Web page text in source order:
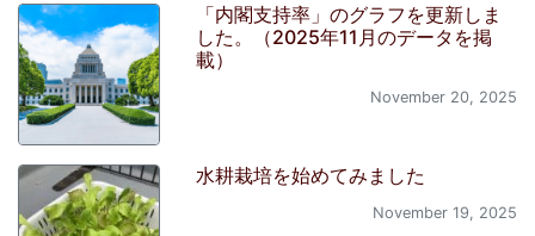
「内閣支持率」のグラフを更新しま
した。（2025年11月のデータを掲
載）
November 20, 2025
水耕栽培を始めてみました
November 19, 2025